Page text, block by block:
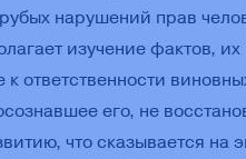
нарушений прав
изучение фактов,
к ответственности
его, не
что сказывается